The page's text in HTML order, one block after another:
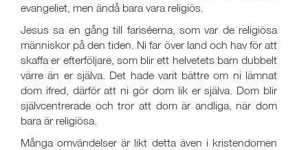
evangeliet, men ändå bara vara religiös.
Jesus sa en gång till fariséerna, som var de religiösa
människor på den tiden. Ni far över land och hav för att
skaffa er efterföljare, som blir ett helvetets barn dubbelt
värre än er själva. Det hade varit bättre om ni lämnat
dom ifred, därför att ni gör dom lik er själva. Dom blir
självcentrerade och tror att dom är andliga, när dom
bara är religiösa.
Många omvändelser är likt detta även i kristendomen